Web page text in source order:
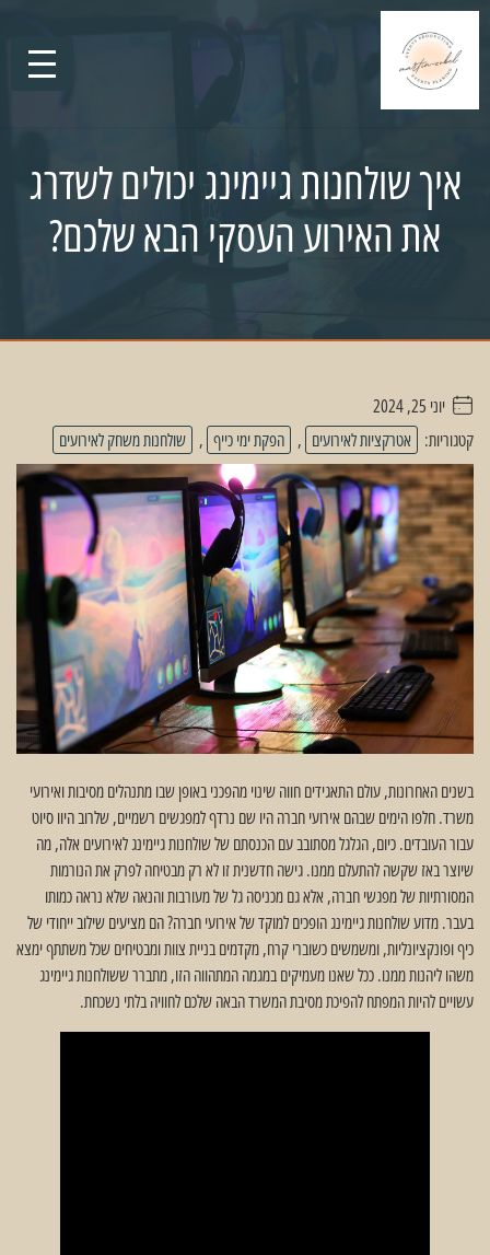
איך שולחנות גיימינג יכולים לשדרג
את האירוע העסקי הבא שלכם?
. . . . .יוני 25, 2024
קטגוריות:
אטרקציות לאירועים , הפקת ימי כייף , שולחנות משחק לאירועים
בשנים האחרונות, עולם התאגידים חווה שינוי מהפכני באופן שבו מתנהלים מסיבות ואירועי
משרד. חלפו הימים שבהם אירועי חברה היו שם נרדף למפגשים רשמיים, שלרוב היוו סיוט
עבור העובדים. כיום, הגלגל מסתובב עם הכנסתם של שולחנות גיימינג לאירועים אלה, מה
שיוצר באז שקשה להתעלם ממנו. גישה חדשנית זו לא רק מבטיחה לפרק את הנורמות
המסורתיות של מפגשי חברה, אלא גם מכניסה גל של מעורבות והנאה שלא נראה כמותו
בעבר. מדוע שולחנות גיימינג הופכים למוקד של אירועי חברה? הם מציעים שילוב ייחודי של
כיף ופונקציונליות, ומשמשים כשוברי קרח, מקדמים בניית צוות ומבטיחים שכל משתתף ימצא
משהו ליהנות ממנו. ככל שאנו מעמיקים במגמה המתהווה הזו, מתברר ששולחנות גיימינג
עשויים להיות המפתח להפיכת מסיבת המשרד הבאה שלכם לחוויה בלתי נשכחת.